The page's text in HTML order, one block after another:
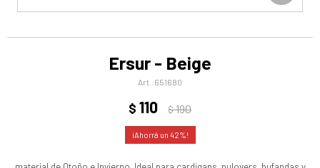
Ersur - Beige
651680
$ 110 $190
42